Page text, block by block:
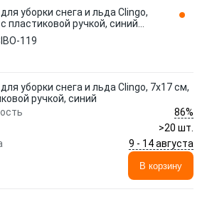
уборки снега и льда Clingo,
пластиковой ручкой, синий
119
уборки снега и льда Clingo, 7х17 см,
ручкой, синий
86%
>20 шт.
9 - 14 августа
В корзину